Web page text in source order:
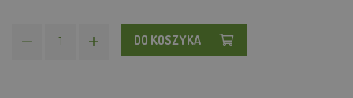
DO KOSZYKA